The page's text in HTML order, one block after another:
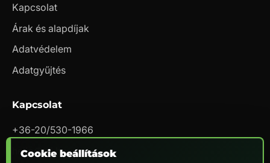
Kapcsolat
Árak és alapdíjak
Adatvédelem
Adatgyűjtés
Kapcsolat
+36-20/530-1966
hello@nii.hu
Cookie beállítások